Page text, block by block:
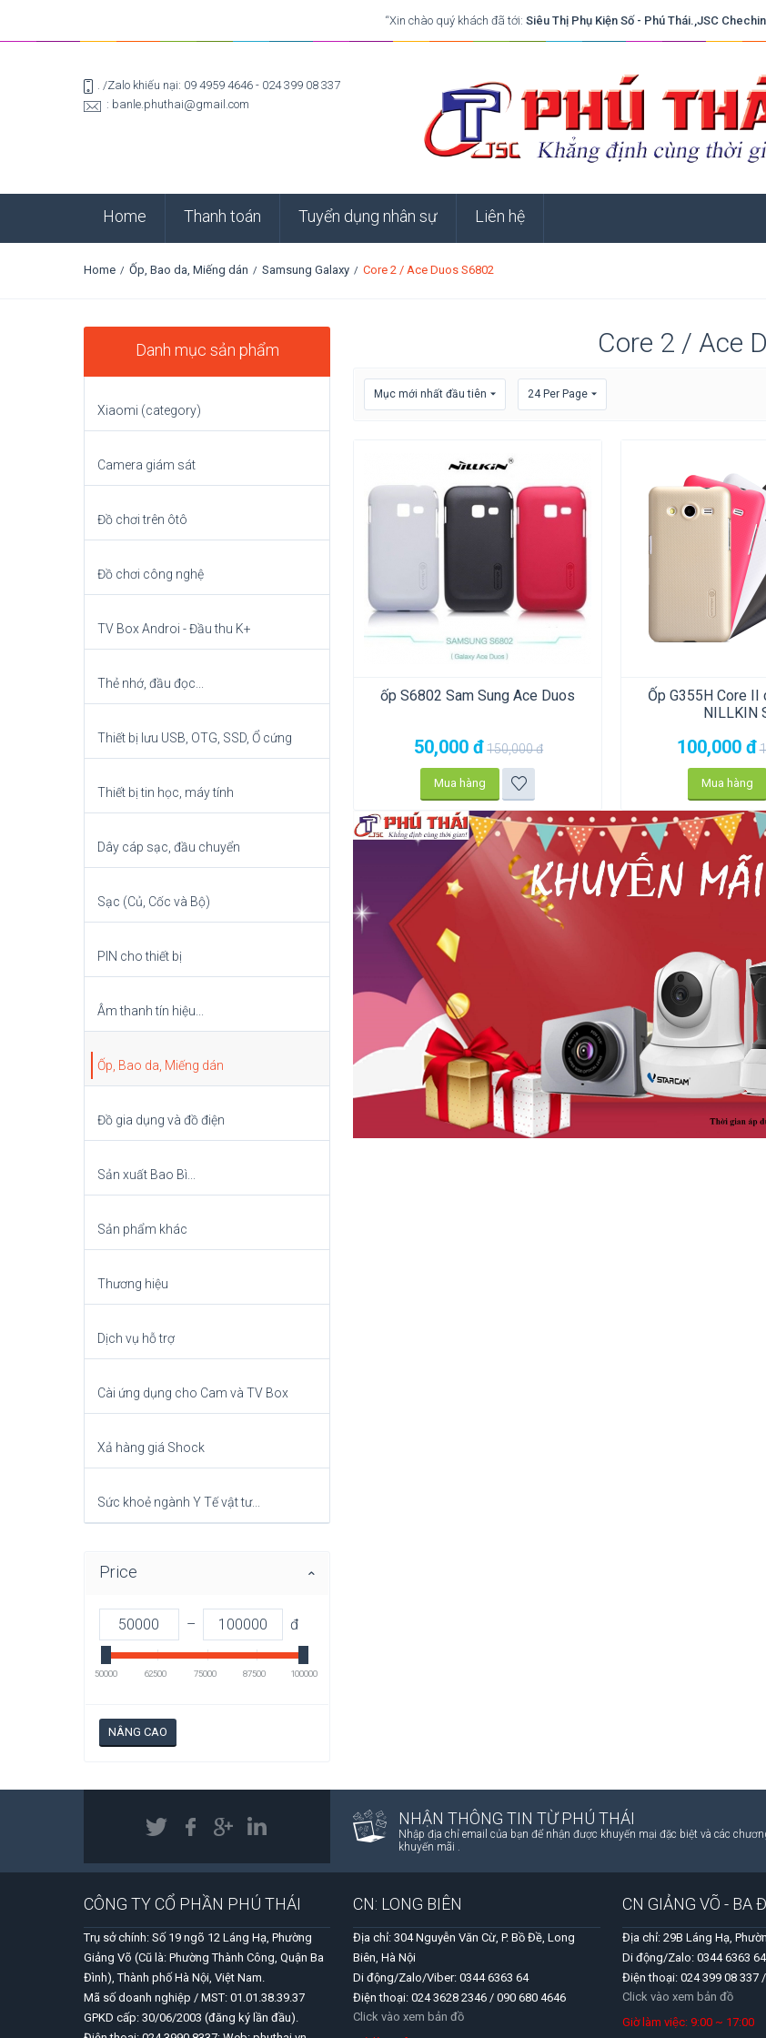
“Xin chào quý khách đã tới:Siêu Thị Phụ Kiện Số - Phú Thái.,JSC Chechin
. /Zalo khiếu nại: 09 4959 4646 - 024 399 08 337
: banle.phuthai@gmail.com
Home Thanh toán Tuyển dụng nhân sự Liên hệ
Home / Ốp, Bao da, Miếng dán / Samsung Galaxy / Core 2 / Ace Duos S6802
Danh mục sản phẩm
Xiaomi (category)
Camera giám sát
Đồ chơi trên ôtô
Đồ chơi công nghệ
TV Box Androi - Đầu thu K+
Thẻ nhớ, đầu đọc...
Thiết bị lưu USB, OTG, SSD, Ổ cứng
Thiết bị tin học, máy tính
Dây cáp sạc, đầu chuyển
Sạc (Củ, Cốc và Bộ)
PIN cho thiết bị
Âm thanh tín hiệu...
Ốp, Bao da, Miếng dán
Đồ gia dụng và đồ điện
Sản xuất Bao Bì...
Sản phẩm khác
Thương hiệu
Dịch vụ hỗ trợ
Cài ứng dụng cho Cam và TV Box
Xả hàng giá Shock
Sức khoẻ ngành Y Tế vật tư...
Price
– đ
50000 62500 75000 87500 100000
NÂNG CAO
Core 2 / Ace
Mục mới nhất đầu tiên 24 Per Page
ốp S6802 Sam Sung Ace Duos
50,000 đ150,000đ
Mua hàng
Ốp G355H Core II
NILLKIN
100,000 đ
Mua hàng
NHẬN THÔNG TIN TỪ PHÚ THÁI
Nhập địa chỉ email của bạn để nhận được khuyến mại đặc biệt và các
khuyến mãi .
CÔNG TY CỔ PHẦN PHÚ THÁI
Trụ sở chính: Số 19 ngõ 12 Láng Hạ, Phường
Giảng Võ (Cũ là: Phường Thành Công, Quận Ba
Đình), Thành phố Hà Nội, Việt Nam.
Mã số doanh nghiệp / MST: 01.01.38.39.37
GPKD cấp: 30/06/2003 (đăng ký lần đầu).
CN: LONG BIÊN
Địa chỉ: 304 Nguyễn Văn Cừ, P. Bồ Đề, Long
Biên, Hà Nội
Di động/Zalo/Viber: 0344 6363 64
Điện thoại: 024 3628 2346 / 090 680 4646
Click vào xem bản đồ
CN GIẢNG VÕ - BA
Địa chỉ: 29B Láng Hạ,
Di động/Zalo: 0344 6363
Điện thoại: 024 399 08 337
Click vào xem bản đồ
Giờ làm việc: 9:00 ~ 17:00